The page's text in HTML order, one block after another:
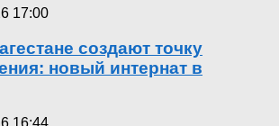
17:00
создают точку
новый интернат в
16:44